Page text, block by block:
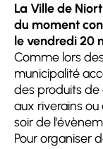
La Ville de
du moment
le vendredi 20
Comme lors
municipalité
des produits
aux riverains
soir de
Pour organiser